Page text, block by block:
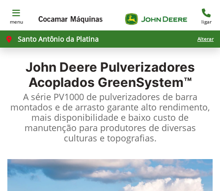
menu ligar
Santo Antônio da Platina Alterar
John Deere Pulverizadores
Acoplados GreenSystem™
A série PV1000 de pulverizadores de barra
montados e de arrasto garante alto rendimento,
mais disponibilidade e baixo custo de
manutenção para produtores de diversas
culturas e topografias.